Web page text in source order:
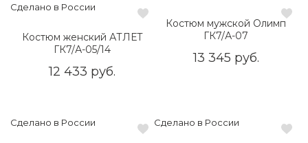
Сделано в России
Костюм женский АТЛЕТ
ГК7/А-05/14
12 433 руб.
Костюм мужской Олимп
ГК7/А-07
13 345 руб.
Сделано в России Сделано в России